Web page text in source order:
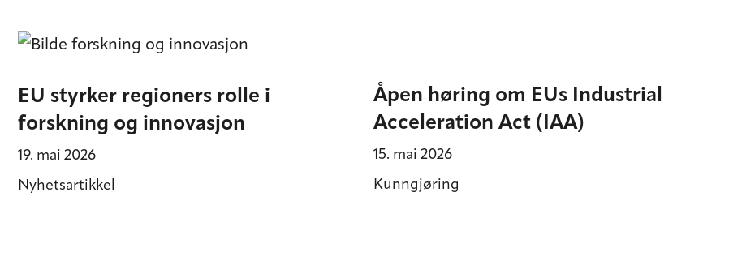
EU styrker regioners rolle i
forskning og innovasjon
19. mai 2026
Nyhetsartikkel
Åpen høring om EUs Industrial
Acceleration Act (IAA)
15. mai 2026
Kunngjøring